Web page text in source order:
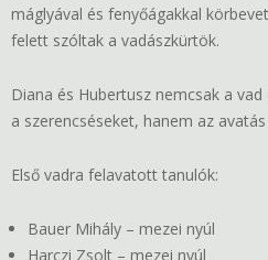
máglyával és fenyőágakkal
felett szóltak a vadászkürtök.
Diana és Hubertusz nemcsak a
a szerencséseket, hanem az
Első vadra felavatott tanulók:
Bauer Mihály – mezei nyúl
Harczi Zsolt – mezei nyúl